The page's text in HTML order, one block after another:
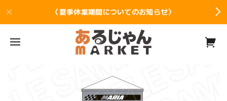
〈夏季休業期間についてのお知らせ〉